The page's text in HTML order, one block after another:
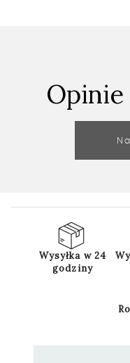
Wysyłka w 24
godziny